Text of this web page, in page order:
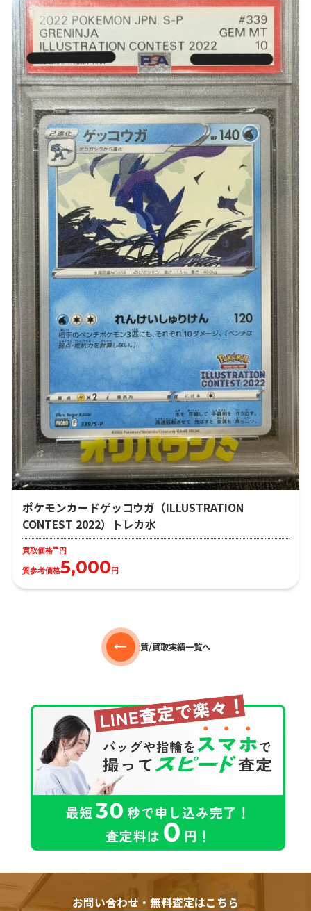
ポケモンカードゲッコウガ（ILLUSTRATION
CONTEST 2022）トレカ水
買取価格- 円
質参考価格5,000 円
質/買取実績一覧へ
お問い合わせ・無料査定はこちら